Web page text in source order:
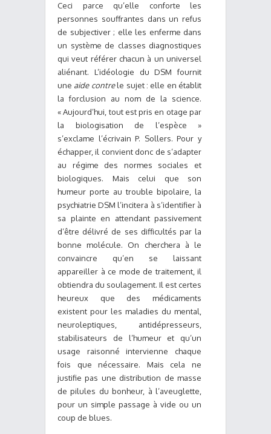
Ceci parce qu’elle conforte les
personnes souffrantes dans un refus
de subjectiver ; elle les enferme dans
un système de classes diagnostiques
qui veut référer chacun à un universel
aliénant. L’idéologie du DSM fournit
une aide contrele sujet : elle en établit
la forclusion au nom de la science.
« Aujourd’hui, tout est pris en otage par
la biologisation de l’espèce »
s’exclame l’écrivain P. Sollers. Pour y
échapper, il convient donc de s’adapter
au régime des normes sociales et
biologiques. Mais celui que son
humeur porte au trouble bipolaire, la
psychiatrie DSM l’incitera à s’identifier à
sa plainte en attendant passivement
d’être délivré de ses difficultés par la
bonne molécule. On cherchera à le
convaincre qu’en se laissant
appareiller à ce mode de traitement, il
obtiendra du soulagement. Il est certes
heureux que des médicaments
existent pour les maladies du mental,
neuroleptiques, antidépresseurs,
stabilisateurs de l’humeur et qu’un
usage raisonné intervienne chaque
fois que nécessaire. Mais cela ne
justifie pas une distribution de masse
de pilules du bonheur, à l’aveuglette,
pour un simple passage à vide ou un
coup de blues.